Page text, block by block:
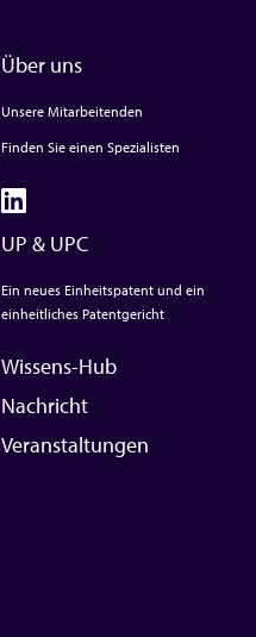
Über uns
Unsere Mitarbeitenden
Finden Sie einen Spezialisten
UP & UPC
Ein neues Einheitspatent und ein
einheitliches Patentgericht
Wissens-Hub
Nachricht
Veranstaltungen